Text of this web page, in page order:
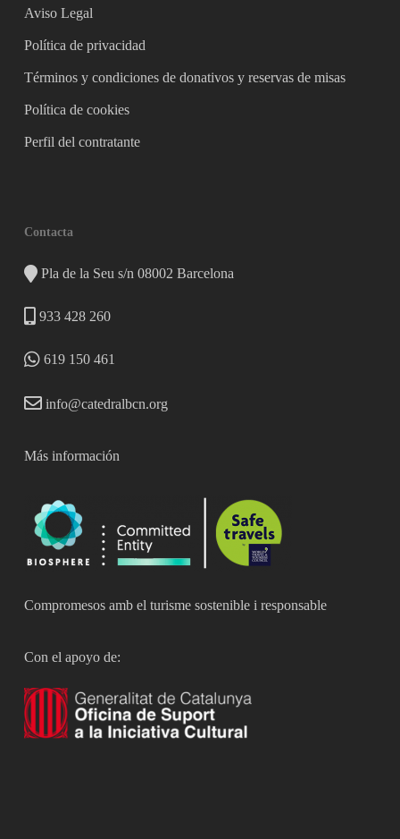
Aviso Legal
Política de privacidad
Términos y condiciones de donativos y reservas de misas
Política de cookies
Perfil del contratante
Contacta
Pla de la Seu s/n 08002 Barcelona
933 428 260
619 150 461
info@catedralbcn.org
Más información
Compromesos amb el turisme sostenible i responsable
Con el apoyo de: